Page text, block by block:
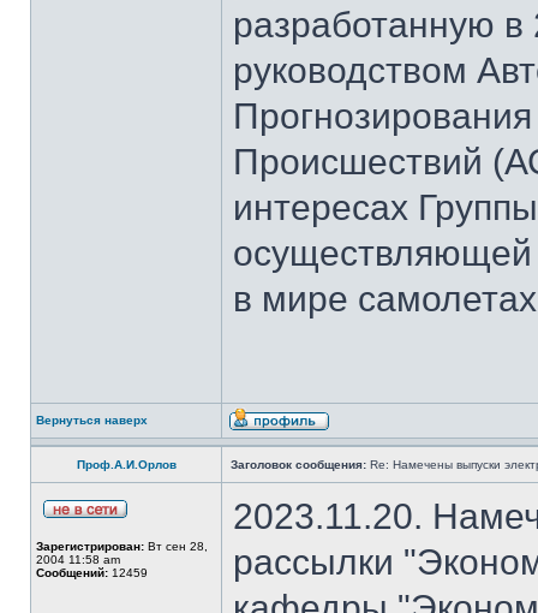
разработанную
руководством
Происшествий
интересах
осуществляющей
в мире
Вернуться наверх
Проф.А.И.Орлов Заголовок сообщения: Re: Намечены выпуски
Зарегистрирован: Вт сен 28,
2004 11:58 am
Сообщений: 12459
2023.11.20.
рассылки